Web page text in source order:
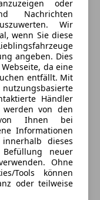
oder
Nachrichten
Wir
wenn Sie diese
angeben. Dies
da eine
entfällt. Mit
Händler
werden von den
Ihnen bei
Informationen
dieses
neuer
Ohne
Tools können
oder teilweise